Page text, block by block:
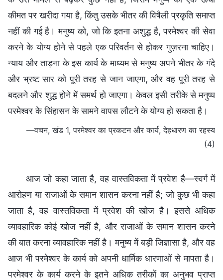
कीमत पर खरीदा गया है, किंतु उसके भीतर की विषैली प्रकृति समाप्त
नहीं की गई है। मनुष्य को, जो कि इतना अशुद्ध है, परमेश्वर की सेवा
करने के योग्य होने से पहले एक परिवर्तन से होकर गुज़रना चाहिए।
न्याय और ताड़ना के इस कार्य के माध्यम से मनुष्य अपने भीतर के गंदे
और भ्रष्ट सार को पूरी तरह से जान जाएगा, और वह पूरी तरह से
बदलने और शुद्ध होने में समर्थ हो जाएगा। केवल इसी तरीके से मनुष्य
परमेश्वर के सिंहासन के सामने वापस लौटने के योग्य हो सकता है।
—वचन, खंड 1, परमेश्वर का प्रकटन और कार्य, देहधारण का रहस्य
(4)
आज जो कहा जाता है, वह वास्तविकता में प्रवेश है—स्वर्ग में
आरोहण या राजाओं के समान शासन करना नहीं है; जो कुछ भी कहा
जाता है, वह वास्तविकता में प्रवेश की खोज है। इससे अधिक
व्यावहारिक कोई खोज नहीं है, और राजाओं के समान शासन करने
की बात करना व्यावहारिक नहीं है। मनुष्य में बड़ी जिज्ञासा है, और वह
आज भी परमेश्वर के कार्य को अपनी धार्मिक धारणाओं से मापता है।
परमेश्वर के कार्य करने के इतने अधिक तरीकों का अनुभव प्राप्त